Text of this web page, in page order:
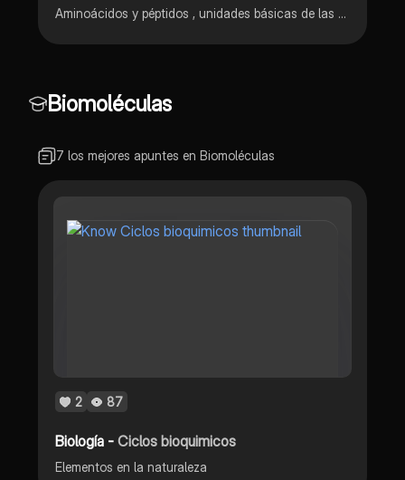
Aminoácidos y péptidos , unidades básicas de las proteínas
Biomoléculas
7 los mejores apuntes en Biomoléculas
2 87
Biología -Ciclos bioquimicos
Elementos en la naturaleza